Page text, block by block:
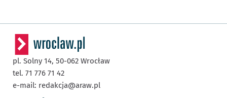
pl. Solny 14, 50-062 Wrocław
tel. 71 776 71 42
e-mail: redakcja@araw.pl